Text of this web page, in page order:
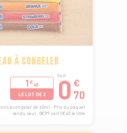
À CONGELER
1€40
LE LOT DE 2
Soit
0 €
70
à congeler de 60ml - Prix du paquet
vendu seul : 0€99 soit 1€65 le litre